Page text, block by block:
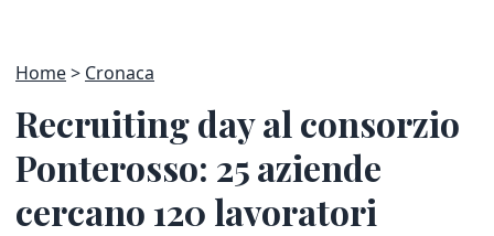
Home Cronaca
Recruiting day al consorzio
Ponterosso: 25 aziende
cercano 120 lavoratori